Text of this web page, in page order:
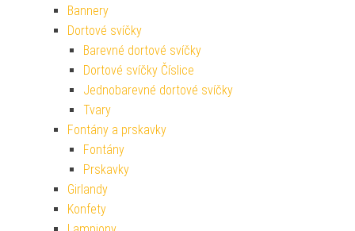
Bannery
Dortové svíčky
Barevné dortové svíčky
Dortové svíčky Číslice
Jednobarevné dortové svíčky
Tvary
Fontány a prskavky
Fontány
Prskavky
Girlandy
Konfety